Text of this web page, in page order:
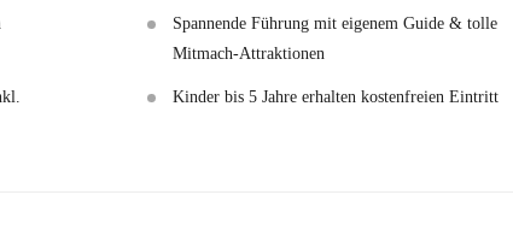
Spannende Führung mit eigenem Guide & tolle
Mitmach-Attraktionen
Kinder bis 5 Jahre erhalten kostenfreien Eintritt